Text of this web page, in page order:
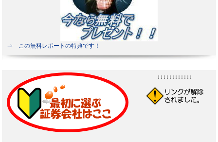
⇒ この無料レポートの特典です！
↓↓↓↓↓↓↓↓↓↓↓↓